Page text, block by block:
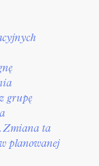
grupę
Zmiana ta
planowanej